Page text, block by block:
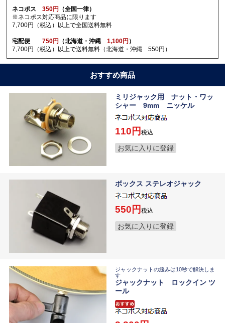
ネコポス350円
（全国一律）
※ネコポス対応商品に限ります
7,700円（税込）以上で全国送料無料
宅配便750円 （北海道・沖縄1,100円 ）
7,700円（税込）以上で送料無料（北海道・沖縄 550円）
おすすめ商品
ミリジャック用 ナット・ワッ
シャー 9mm ニッケル
110 税込
お気に入りに登録
ボックス ステレオジャック
550 税込
お気に入りに登録
ジャックナットの緩みは10秒で解決しま
す
ジャックナット ロックイン ツ
ール